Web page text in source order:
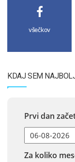
všečkov
KDAJ SEM
Prvi dan
Za koliko